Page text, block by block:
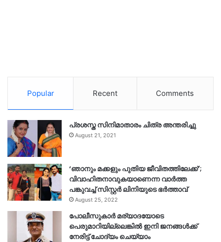
Popular Recent Comments
പ്രശസ്ത സിനിമാതാരം ചിത്ര അന്തരിച്ചു
August 21, 2021
‘ഞാനും മക്കളും പുതിയ ജീവിതത്തിലേക്ക്’;
വിവാഹിതനാവുകയാണെന്ന വാർത്ത
പങ്കുവച്ച് സിസ്റ്റർ ലിനിയുടെ ഭർത്താവ്
August 25, 2022
പോലീസുകാര്‍ മര്യാദയോടെ
പെരുമാറിയില്ലെങ്കില്‍ ഇനി ജനങ്ങള്‍ക്ക്
നേരിട്ട് ചോദ്യം ചെയ്യാം